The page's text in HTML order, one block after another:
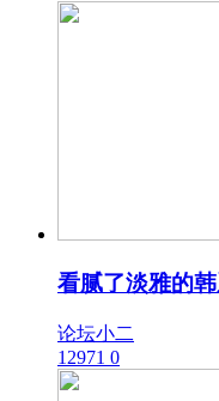
看腻了淡雅的
论坛小二
12971 0